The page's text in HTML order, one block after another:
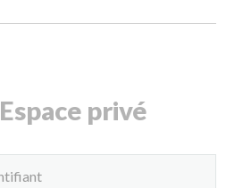
Espace privé